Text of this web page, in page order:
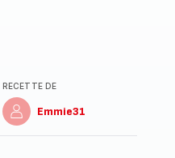
RECETTE DE
Emmie31